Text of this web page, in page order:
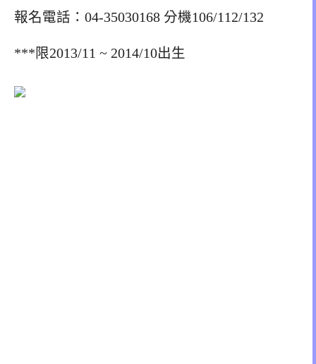
報名電話：04-35030168 分機106/112/132
***限2013/11 ~ 2014/10出生